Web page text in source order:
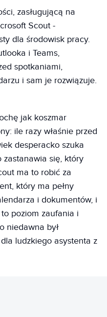
zasługującą na
Scout -
dla środowisk pracy.
i Teams,
spotkaniami,
i sam je rozwiązuje.
jak koszmar
ile razy właśnie przed
desperacko szuka
się, który
ma to robić za
który ma pełny
i dokumentów, i
poziom zaufania i
niedawna był
ludzkiego asystenta z